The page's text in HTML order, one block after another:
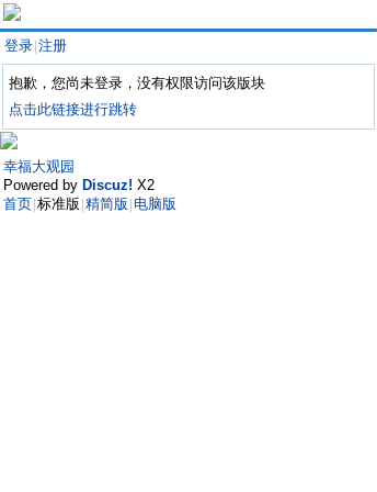
登录 注册
抱歉，您尚未登录，没有权限访问该版块
点击此链接进行跳转
幸福大观园
Powered by Discuz! X2
首页 标准版 精简版 电脑版